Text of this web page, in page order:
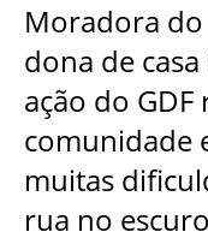
Moradora do
dona de
ação do
comunidade
muitas
rua no